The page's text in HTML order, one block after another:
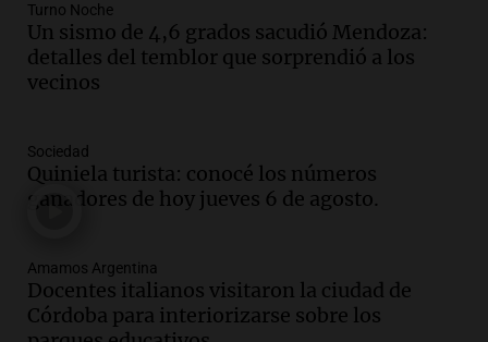
sobre los parques educativos
Amamos Argentina
Episodios
Audio.
durante la primavera
Informados al regreso
Episodios
tras fuertes vientos
Panorama Federal
Episodios
Turno Noche
Un sismo de 4,6 grados sacudió Mendoza:
detalles del temblor que sorprendió a los
vecinos
Sociedad
Quiniela turista: conocé los números
ganadores de hoy jueves 6 de agosto.
Amamos Argentina
Docentes italianos visitaron la ciudad de
Córdoba para interiorizarse sobre los